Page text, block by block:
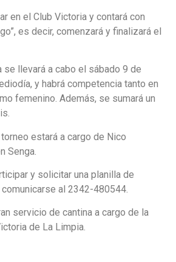
en el Club Victoria y contará con
es decir, comenzará y finalizará el
se llevará a cabo el sábado 9 de
y habrá competencia tanto en
femenino. Además, se sumará un
estará a cargo de Nico
Senga.
y solicitar una planilla de
al 2342-480544.
servicio de cantina a cargo de la
de La Limpia.